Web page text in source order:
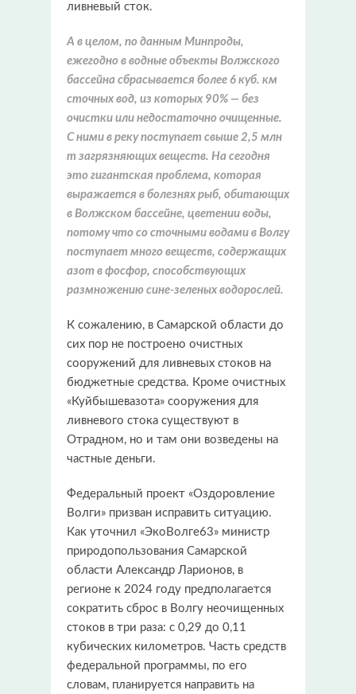
ливневый сток.
А в целом, по данным Минпроды,
ежегодно в водные объекты Волжского
бассейна сбрасывается более 6 куб. км
сточных вод, из которых 90% — без
очистки или недостаточно очищенные.
С ними в реку поступает свыше 2,5 млн
т загрязняющих веществ. На сегодня
это гигантская проблема, которая
выражается в болезнях рыб, обитающих
в Волжском бассейне, цветении воды,
потому что со сточными водами в Волгу
поступает много веществ, содержащих
азот в фосфор, способствующих
размножению сине-зеленых водорослей.
К сожалению, в Самарской области до
сих пор не построено очистных
сооружений для ливневых стоков на
бюджетные средства. Кроме очистных
«Куйбышевазота» сооружения для
ливневого стока существуют в
Отрадном, но и там они возведены на
частные деньги.
Федеральный проект «Оздоровление
Волги» призван исправить ситуацию.
Как уточнил «ЭкоВолге63» министр
природопользования Самарской
области Александр Ларионов, в
регионе к 2024 году предполагается
сократить сброс в Волгу неочищенных
стоков в три раза: с 0,29 до 0,11
кубических километров. Часть средств
федеральной программы, по его
словам, планируется направить на